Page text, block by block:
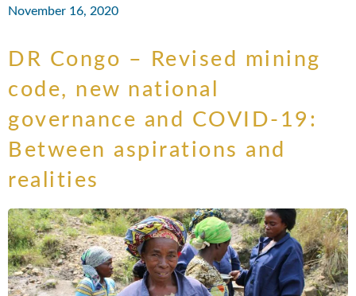
November 16, 2020
DR Congo – Revised mining
code, new national
governance and COVID-19:
Between aspirations and
realities